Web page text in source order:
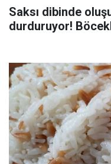
Saksı dibinde
durduruyor!